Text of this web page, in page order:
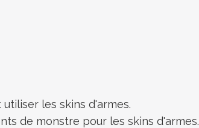
les skins d'armes.
de monstre pour les skins d'armes.